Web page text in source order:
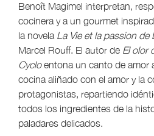
Benoît Magimel interpretan,
cocinera y a un gourmet
la novela La Vie et la passion
Marcel Rouff. El autor de El olor
Cycloentona un canto de amor
cocina aliñado con el amor y la
protagonistas, repartiendo
todos los ingredientes de la
paladares delicados.